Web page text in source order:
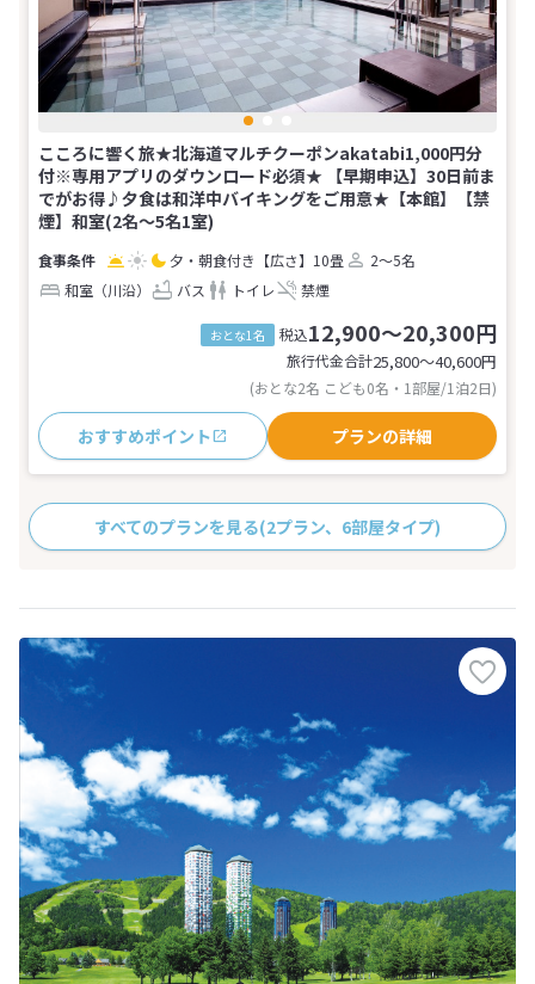
こころに響く旅★北海道マルチクーポンakatabi1,000円分
付※専用アプリのダウンロード必須★ 【早期申込】30日前ま
でがお得♪夕食は和洋中バイキングをご用意★【本館】【禁
煙】和室(2名～5名1室)
夕・朝食付き 【広さ】10畳
2～5名
和室（川沿）
バス トイレ 禁煙
おとな1名 税込12,900～20,300円
旅行代金合計25,800〜40,600円
(おとな2名 こども0名・1部屋/1泊2日)
おすすめポイント プランの詳細
すべてのプランを見る(2プラン、6部屋タイプ)